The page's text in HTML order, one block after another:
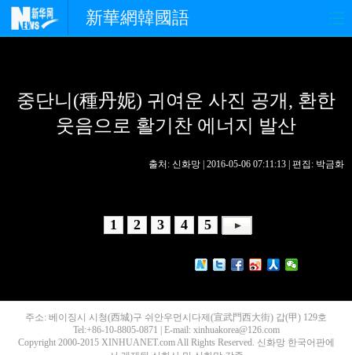
新華網韓國語
경제 사회 포토
중한교류 핫 TV 문화
중단니(種丹妮) 귀여운 사진 공개, 환한
웃음으로 활기찬 에너지 발산
출처: 신화망 | 2016-05-06 07:11:13 | 편집: 박금화
1 2 3 4 5
주소: 베이징시 시청(西城)구 쉬안우먼시다제(宣武門西大街) 갑(甲) 129호
Tel:+86-10-8805-0871 | E-mail: xinhuakorea@126.com
Copyright 2000-2015 XINHUANET.com All Rights Reserved. 신화망 한국어판에